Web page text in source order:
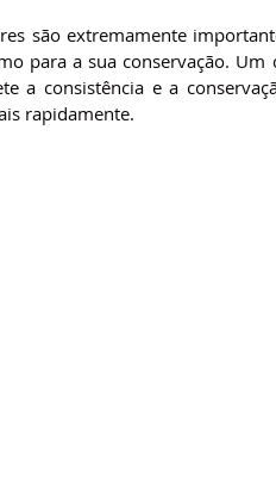
são extremamente
para a sua conservação. Um
a consistência e a
rapidamente.